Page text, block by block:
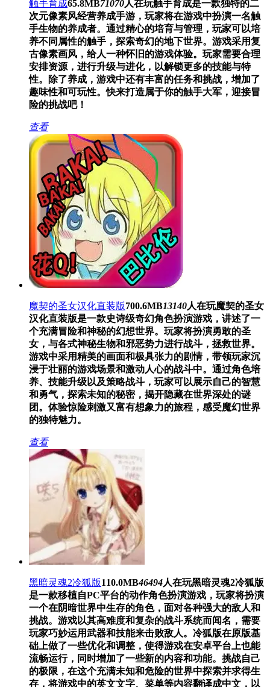
触手育成65.8MB71070人在玩触手育成是一款独特的二
次元像素风经营养成手游，玩家将在游戏中扮演一名触
手生物的养成者。通过精心的培育与管理，玩家可以培
养不同属性的触手，探索奇幻的地下世界。游戏采用复
古像素画风，给人一种怀旧的游戏体验。玩家需要合理
安排资源，进行升级与进化，以解锁更多的技能与特
性。除了养成，游戏中还有丰富的任务和挑战，增加了
趣味性和可玩性。快来打造属于你的触手大军，迎接冒
险的挑战吧！
查看
魔契的圣女汉化直装版700.6MB13140人在玩魔契的圣女
汉化直装版是一款史诗级奇幻角色扮演游戏，讲述了一
个充满冒险和神秘的幻想世界。玩家将扮演勇敢的圣
女，与各式神秘生物和邪恶势力进行战斗，拯救世界。
游戏中采用精美的画面和极具张力的剧情，带领玩家沉
浸于壮丽的游戏场景和激动人心的战斗中。通过角色培
养、技能升级以及策略战斗，玩家可以展示自己的智慧
和勇气，探索未知的秘密，揭开隐藏在世界深处的谜
团。体验惊险刺激又富有想象力的旅程，感受魔幻世界
的独特魅力。
查看
黑暗灵魂2冷狐版110.0MB46494人在玩黑暗灵魂2冷狐版
是一款移植自PC平台的动作角色扮演游戏，玩家将扮演
一个在阴暗世界中生存的角色，面对各种强大的敌人和
挑战。游戏以其高难度和复杂的战斗系统而闻名，需要
玩家巧妙运用武器和技能来击败敌人。冷狐版在原版基
础上做了一些优化和调整，使得游戏在安卓平台上也能
流畅运行，同时增加了一些新的内容和功能。挑战自己
的极限，在这个充满未知和危险的世界中探索并求得生
存，将游戏中的英文文字、菜单等内容翻译成中文，以